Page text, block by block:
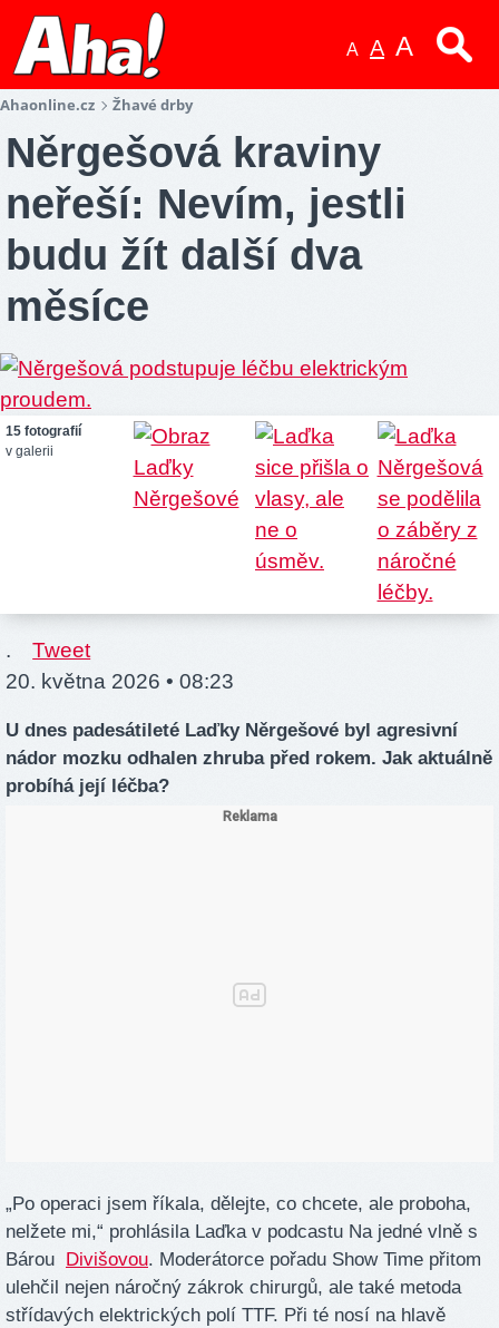
A A A
Ahaonline.cz Žhavé drby
Něrgešová kraviny
neřeší: Nevím, jestli
budu žít další dva
měsíce
15 fotografií
v galerii
.
Tweet
20. května 2026 • 08:23
U dnes padesátileté Laďky Něrgešové byl agresivní
nádor mozku odhalen zhruba před rokem. Jak aktuálně
probíhá její léčba?
„Po operaci jsem říkala, dělejte, co chcete, ale proboha,
nelžete mi,“ prohlásila Laďka v podcastu Na jedné vlně s
Bárou
Divišovou. Moderátorce pořadu Show Time přitom
ulehčil nejen náročný zákrok chirurgů, ale také metoda
střídavých elektrických polí TTF. Při té nosí na hlavě